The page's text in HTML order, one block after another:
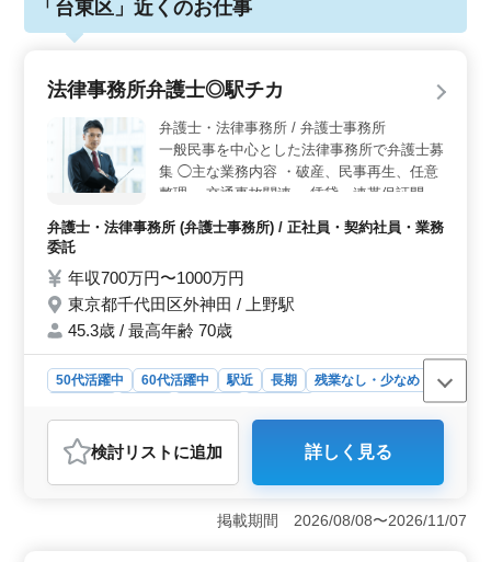
「台東区」近くのお仕事
法律事務所弁護士◎駅チカ
弁護士・法律事務所 / 弁護士事務所
一般民事を中心とした法律事務所で弁護士募
集 ◯主な業務内容 ・破産、民事再生、任意
整理 ・交通事故関連 ・賃貸、連帯保証問題
討 等 ・労務問題 現在50歳以上も活躍してい
活かして頂ける方のご応募お待ちしておりま
す。 ＊賞与あり ＊駅チカ ＊50歳以上活躍中
＊60歳以上活躍中
弁護士・法律事務所 (弁護士事務所) / 正社員・契約社員・業務
委託
年収700万円〜1000万円
東京都千代田区外神田 / 上野駅
45.3歳 / 最高年齢 70歳
50代活躍中 60代活躍中 駅近 長期
残業なし・少なめ
おすすめポイント
＜高給与と幅広い業務内容＞ 高い給与水準が魅力で
す。また、法人・個人を問わず幅広い法律案件に対応す
ることで、多様な経験を積むことができます。これによ
検討リスト に追加 詳しく見る
掲載期間 2026/08/08〜2026/11/07